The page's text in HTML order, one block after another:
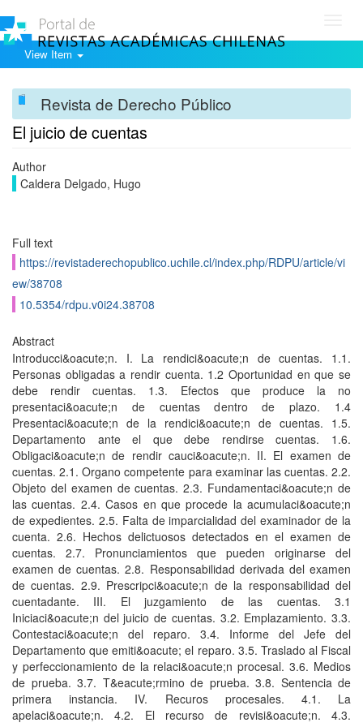
View Item
Revista de Derecho Público
El juicio de cuentas
Author
Caldera Delgado, Hugo
Full text
https://revistaderechopublico.uchile.cl/index.php/RDPU/article/vi
ew/38708
10.5354/rdpu.v0i24.38708
Abstract
Introducci&oacute;n. I. La rendici&oacute;n de cuentas. 1.1.
Personas obligadas a rendir cuenta. 1.2 Oportunidad en que se
debe rendir cuentas. 1.3. Efectos que produce la no
presentaci&oacute;n de cuentas dentro de plazo. 1.4
Presentaci&oacute;n de la rendici&oacute;n de cuentas. 1.5.
Departamento ante el que debe rendirse cuentas. 1.6.
Obligaci&oacute;n de rendir cauci&oacute;n. II. El examen de
cuentas. 2.1. Organo competente para examinar las cuentas. 2.2.
Objeto del examen de cuentas. 2.3. Fundamentaci&oacute;n de
las cuentas. 2.4. Casos en que procede la acumulaci&oacute;n
de expedientes. 2.5. Falta de imparcialidad del examinador de la
cuenta. 2.6. Hechos delictuosos detectados en el examen de
cuentas. 2.7. Pronunciamientos que pueden originarse del
examen de cuentas. 2.8. Responsabilidad derivada del examen
de cuentas. 2.9. Prescripci&oacute;n de la responsabilidad del
cuentadante. III. El juzgamiento de las cuentas. 3.1
Iniciaci&oacute;n del juicio de cuentas. 3.2. Emplazamiento. 3.3.
Contestaci&oacute;n del reparo. 3.4. Informe del Jefe del
Departamento que emiti&oacute; el reparo. 3.5. Traslado al Fiscal
y perfeccionamiento de la relaci&oacute;n procesal. 3.6. Medios
de prueba. 3.7. T&eacute;rmino de prueba. 3.8. Sentencia de
primera instancia. IV. Recuros procesales. 4.1. La
apelaci&oacute;n. 4.2. El recurso de revisi&oacute;n. 4.3.